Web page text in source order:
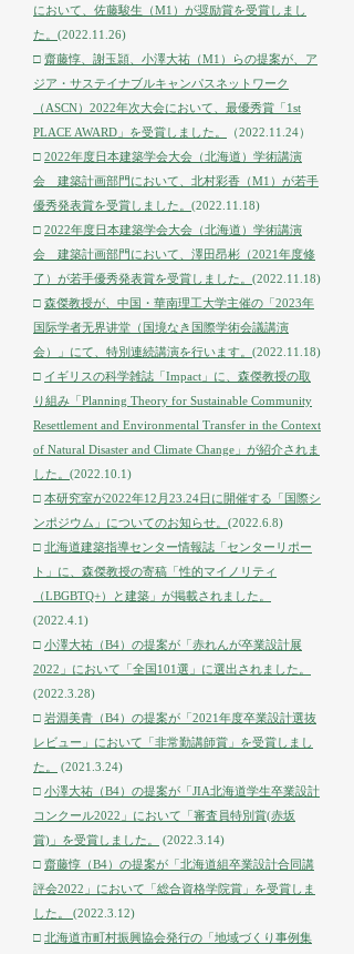
において、佐藤駿生（M1）が奨励賞を受賞しまし
た。 (2022.11.26)
□ 齋藤惇、謝玉頴、小澤大祐（M1）らの提案が、 ア
ジア・サステイナブルキャンパスネットワーク
（ASCN）2022年次大会において、最優秀賞 「1st
PLACE AWARD」を受賞しました。
（2022.11.24）
□ 2022年度日本建築学会大会（北海道）学術講演
会 建築計画部門において、北村彩香（M1）が若手
優秀発表賞を受賞しました。 (2022.11.18)
□ 2022年度日本建築学会大会（北海道）学術講演
会 建築計画部門において、澤田昂彬（2021年度修
了）が若手優秀発表賞を受賞しました。 (2022.11.18)
□ 森傑教授が、中国・華南理工大学主催の「2023年
国际学者无界讲堂（国境なき国際学術会議講演
会）」にて、特別連続講演を行います。 (2022.11.18)
□ イギリスの科学雑誌「Impact」に、森傑教授の取
り組み「Planning Theory for Sustainable Community
Resettlement and Environmental Transfer in the Context
of Natural Disaster and Climate Change」が紹介されま
した。 (2022.10.1)
□ 本研究室が2022年12月23.24日に開催する「国際シ
ンポジウム」についてのお知らせ。 (2022.6.8)
□ 北海道建築指導センター情報誌「センターリポー
ト」に、森傑教授の寄稿「性的マイノリティ
（LBGBTQ+）と建築」が掲載されました。
(2022.4.1)
□ 小澤大祐（B4）の提案が「赤れんが卒業設計展
2022」において「全国101選」に選出されました。
(2022.3.28)
□ 岩淵美青（B4）の提案が「2021年度卒業設計選抜
レビュー」において「非常勤講師賞」を受賞しまし
た。
(2021.3.24)
□ 小澤大祐（B4）の提案が「JIA北海道学生卒業設計
コンクール2022」において「審査員特別賞(赤坂
賞)」を受賞しました。
(2022.3.14)
□ 齋藤惇（B4）の提案が「北海道組卒業設計合同講
評会2022」において「総合資格学院賞」を受賞しま
した。 (2022.3.12)
□ 北海道市町村振興協会発行の「地域づくり事例集